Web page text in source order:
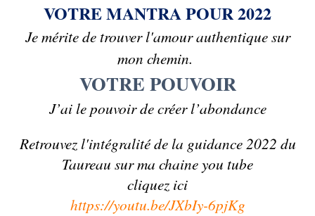
VOTRE MANTRA POUR 2022
Je mérite de trouver l'amour authentique sur
mon chemin.
VOTRE POUVOIR
J’ai le pouvoir de créer l’abondance
Retrouvez l'intégralité de la guidance 2022 du
Taureau sur ma chaine you tube
cliquez ici
https://youtu.be/JXbIy-6pjKg